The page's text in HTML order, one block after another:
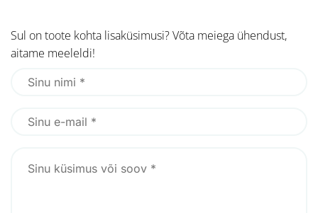
Sul on toote kohta lisaküsimusi? Võta meiega ühendust,
aitame meeleldi!